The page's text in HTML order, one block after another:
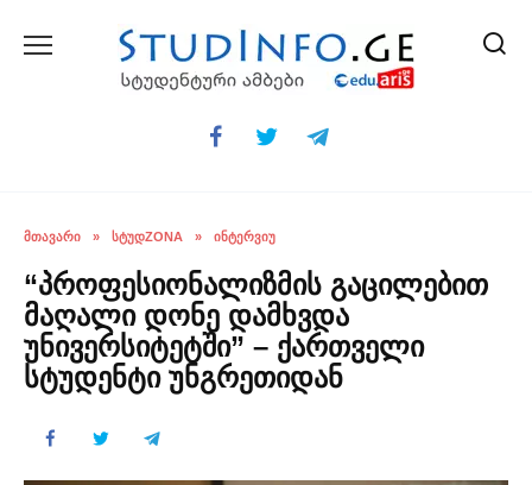
ᲛᲗᲐᲕᲐᲠᲘ » ᲡᲢᲣᲓZONA » ᲘᲜᲢᲔᲠᲕᲘᲣ
“პროფესიონალიზმის გაცილებით
მაღალი დონე დამხვდა
უნივერსიტეტში” – ქართველი
სტუდენტი უნგრეთიდან